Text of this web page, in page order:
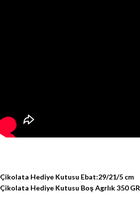
Çikolata Hediye Kutusu Ebat:29/21/5 cm
Çikolata Hediye Kutusu Boş Agrlık 350 GR